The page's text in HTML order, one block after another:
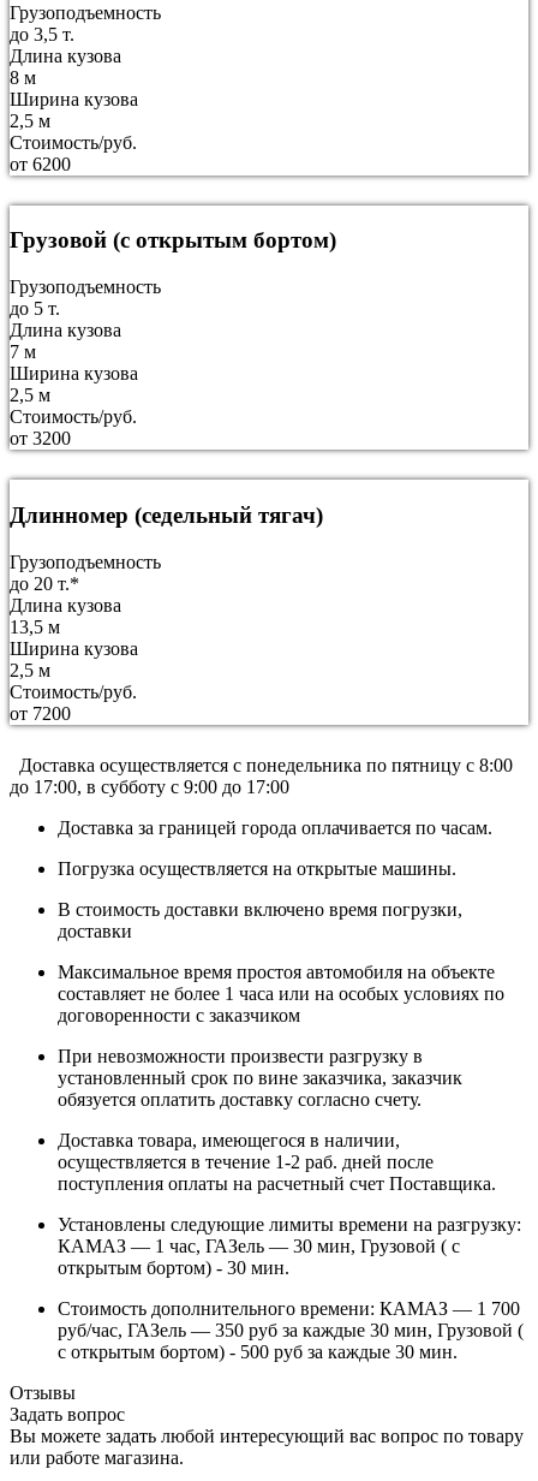
Грузоподъемность
до 3,5 т.
Длина кузова
8 м
Ширина кузова
2,5 м
Стоимость/руб.
от 6200
Грузовой (с открытым бортом)
Грузоподъемность
до 5 т.
Длина кузова
7 м
Ширина кузова
2,5 м
Стоимость/руб.
от 3200
Длинномер (седельный тягач)
Грузоподъемность
до 20 т.*
Длина кузова
13,5 м
Ширина кузова
2,5 м
Стоимость/руб.
от 7200
Доставка осуществляется c понедельника по пятницу с 8:00
до 17:00, в субботу с 9:00 до 17:00
Доставка за границей города оплачивается по часам.
Погрузка осуществляется на открытые машины.
В стоимость доставки включено время погрузки,
доставки
Максимальное время простоя автомобиля на объекте
составляет не более 1 часа или на особых условиях по
договоренности с заказчиком
При невозможности произвести разгрузку в
установленный срок по вине заказчика, заказчик
обязуется оплатить доставку согласно счету.
Доставка товара, имеющегося в наличии,
осуществляется в течение 1-2 раб. дней после
поступления оплаты на расчетный счет Поставщика.
Установлены следующие лимиты времени на разгрузку:
КАМАЗ — 1 час, ГАЗель — 30 мин, Грузовой ( с
открытым бортом) - 30 мин.
Стоимость дополнительного времени: КАМАЗ — 1 700
руб/час, ГАЗель — 350 руб за каждые 30 мин, Грузовой (
с открытым бортом) - 500 руб за каждые 30 мин.
Отзывы
Задать вопрос
Вы можете задать любой интересующий вас вопрос по товару
или работе магазина.